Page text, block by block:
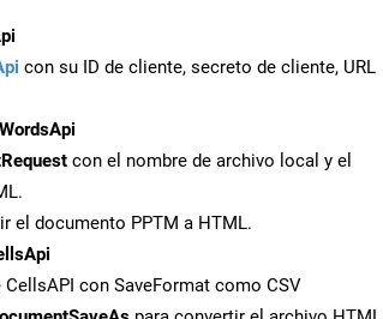
con su ID de cliente, secreto de cliente, URL
con el nombre de archivo local y el
el documento PPTM a HTML.
CellsAPI con SaveFormat como CSV